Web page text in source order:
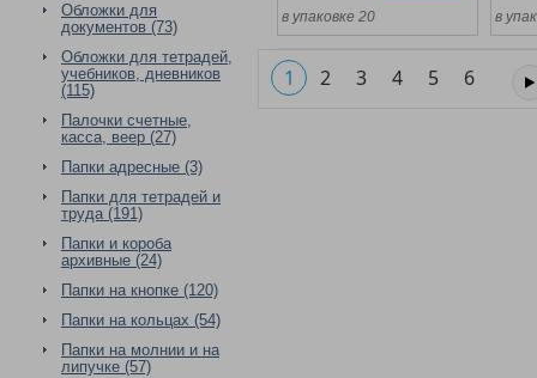
Обложки для
документов (73)
Обложки для тетрадей,
учебников, дневников
(115)
Палочки счетные,
касса, веер (27)
Папки адресные (3)
Папки для тетрадей и
труда (191)
Папки и короба
архивные (24)
Папки на кнопке (120)
Папки на кольцах (54)
Папки на молнии и на
липучке (57)
в упаковке 20 в
1 2 3 4 5 6